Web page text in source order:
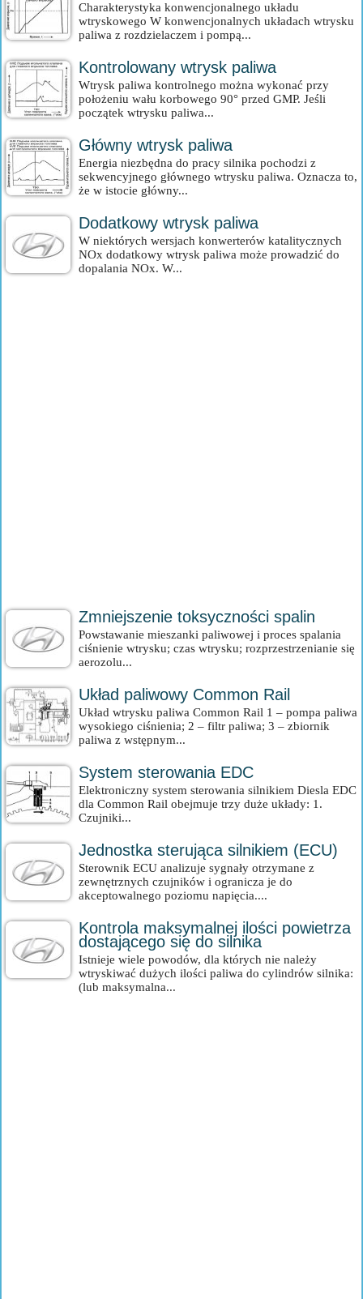
Charakterystyka konwencjonalnego układu
wtryskowego W konwencjonalnych układach wtrysku
paliwa z rozdzielaczem i pompą...
Kontrolowany wtrysk paliwa
Wtrysk paliwa kontrolnego można wykonać przy
położeniu wału korbowego 90° przed GMP. Jeśli
początek wtrysku paliwa...
Główny wtrysk paliwa
Energia niezbędna do pracy silnika pochodzi z
sekwencyjnego głównego wtrysku paliwa. Oznacza to,
że w istocie główny...
Dodatkowy wtrysk paliwa
W niektórych wersjach konwerterów katalitycznych
NOx dodatkowy wtrysk paliwa może prowadzić do
dopalania NOx. W...
Zmniejszenie toksyczności spalin
Powstawanie mieszanki paliwowej i proces spalania
ciśnienie wtrysku; czas wtrysku; rozprzestrzenianie się
aerozolu...
Układ paliwowy Common Rail
Układ wtrysku paliwa Common Rail 1 – pompa paliwa
wysokiego ciśnienia; 2 – filtr paliwa; 3 – zbiornik
paliwa z wstępnym...
System sterowania EDC
Elektroniczny system sterowania silnikiem Diesla EDC
dla Common Rail obejmuje trzy duże układy: 1.
Czujniki...
Jednostka sterująca silnikiem (ECU)
Sterownik ECU analizuje sygnały otrzymane z
zewnętrznych czujników i ogranicza je do
akceptowalnego poziomu napięcia....
Kontrola maksymalnej ilości powietrza
dostającego się do silnika
Istnieje wiele powodów, dla których nie należy
wtryskiwać dużych ilości paliwa do cylindrów silnika:
(lub maksymalna...